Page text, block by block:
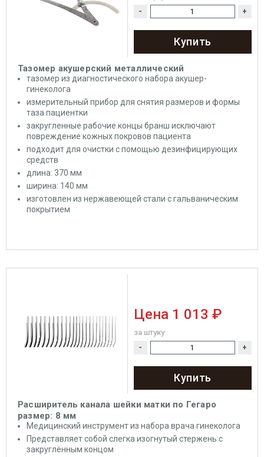
Тазомер акушерский металлический
тазомер из диагностического набора акушер-
гинеколога
измерительный прибор для снятия размеров и формы
таза пациентки
закругленные рабочие концы бранш исключают
повреждение кожных покровов пациента
подходит для очистки с помощью дезинфицирующих
средств
длина: 370 мм
ширина: 140 мм
изготовлен из нержавеющей стали с гальваническим
покрытием
- +
Купить
Расширитель канала шейки матки по Гегаро
размер: 8 мм
Медицинский инструмент из набора врача гинеколога
Представляет собой слегка изогнутый стержень с
закруглённым концом
Цена 1 013 ₽
за штуку
- +
Купить